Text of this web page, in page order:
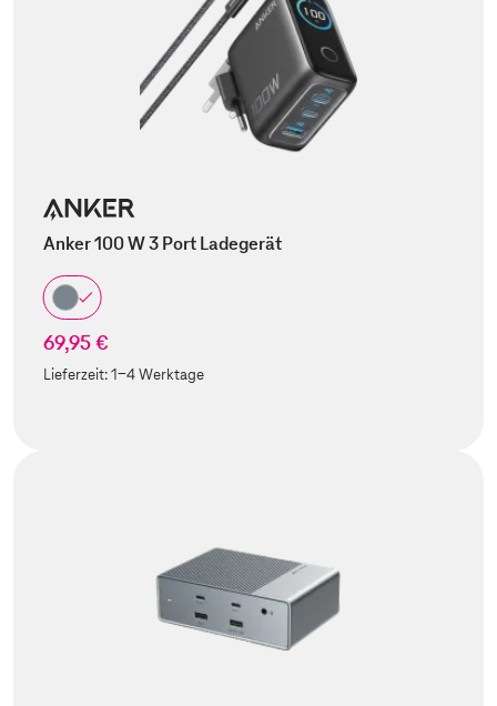
Anker 100 W 3 Port Ladegerät
69,95 €
Lieferzeit:1-4 Werktage